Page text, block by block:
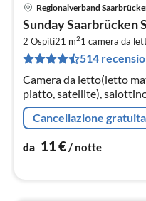
Regionalverband
Sunday Saarbrücken
2 Ospiti21 m21 camera da
514
Camera da letto(letto
piatto, satellite),
lavandino, WC,
Cancellazione gratuita
da 11€/ notte